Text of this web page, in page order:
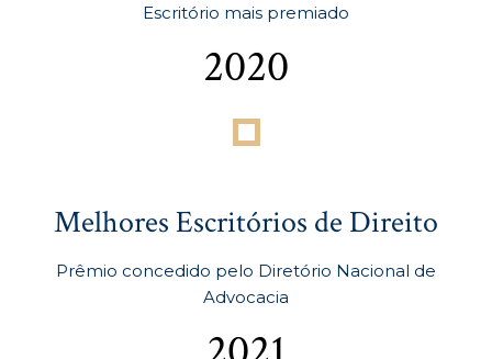
Escritório mais premiado
2020
Melhores Escritórios de Direito
Prêmio concedido pelo Diretório Nacional de
Advocacia